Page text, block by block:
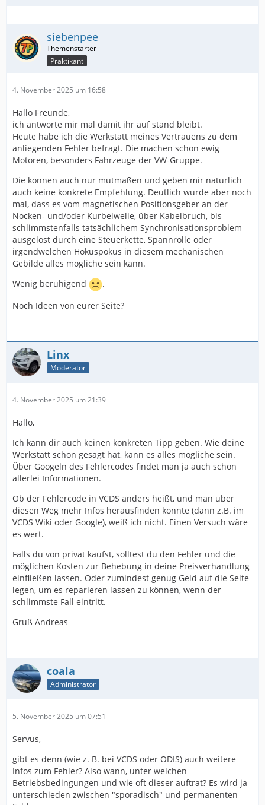
siebenpee
Praktikant
4. November 2025 um 16:58
Hallo Freunde,
ich antworte mir mal damit ihr auf stand bleibt.
Heute habe ich die Werkstatt meines Vertrauens zu dem
anliegenden Fehler befragt. Die machen schon ewig
Motoren, besonders Fahrzeuge der VW-Gruppe.
Die können auch nur mutmaßen und geben mir natürlich
auch keine konkrete Empfehlung. Deutlich wurde aber noch
mal, dass es vom magnetischen Positionsgeber an der
Nocken- und/oder Kurbelwelle, über Kabelbruch, bis
schlimmstenfalls tatsächlichem Synchronisationsproblem
ausgelöst durch eine Steuerkette, Spannrolle oder
irgendwelchen Hokuspokus in diesem mechanischen
Gebilde alles mögliche sein kann.
Wenig beruhigend
.
Noch Ideen von eurer Seite?
Linx
Moderator
4. November 2025 um 21:39
Hallo,
Ich kann dir auch keinen konkreten Tipp geben. Wie deine
Werkstatt schon gesagt hat, kann es alles mögliche sein.
Über Googeln des Fehlercodes findet man ja auch schon
allerlei Informationen.
Ob der Fehlercode in VCDS anders heißt, und man über
diesen Weg mehr Infos herausfinden könnte (dann z.B. im
VCDS Wiki oder Google), weiß ich nicht. Einen Versuch wäre
es wert.
Falls du von privat kaufst, solltest du den Fehler und die
möglichen Kosten zur Behebung in deine Preisverhandlung
einfließen lassen. Oder zumindest genug Geld auf die Seite
legen, um es reparieren lassen zu können, wenn der
schlimmste Fall eintritt.
Gruß Andreas
coala
Administrator
5. November 2025 um 07:51
Servus,
gibt es denn (wie z. B. bei VCDS oder ODIS) auch weitere
Infos zum Fehler? Also wann, unter welchen
Betriebsbedingungen und wie oft dieser auftrat? Es wird ja
unterschieden zwischen "sporadisch" und permanenten